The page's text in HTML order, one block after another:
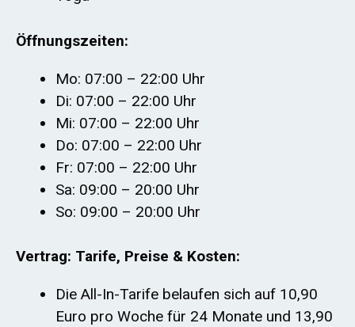
Öffnungszeiten:
Mo: 07:00 – 22:00 Uhr
Di: 07:00 – 22:00 Uhr
Mi: 07:00 – 22:00 Uhr
Do: 07:00 – 22:00 Uhr
Fr: 07:00 – 22:00 Uhr
Sa: 09:00 – 20:00 Uhr
So: 09:00 – 20:00 Uhr
Vertrag: Tarife, Preise & Kosten:
Die All-In-Tarife belaufen sich auf 10,90
Euro pro Woche für 24 Monate und 13,90